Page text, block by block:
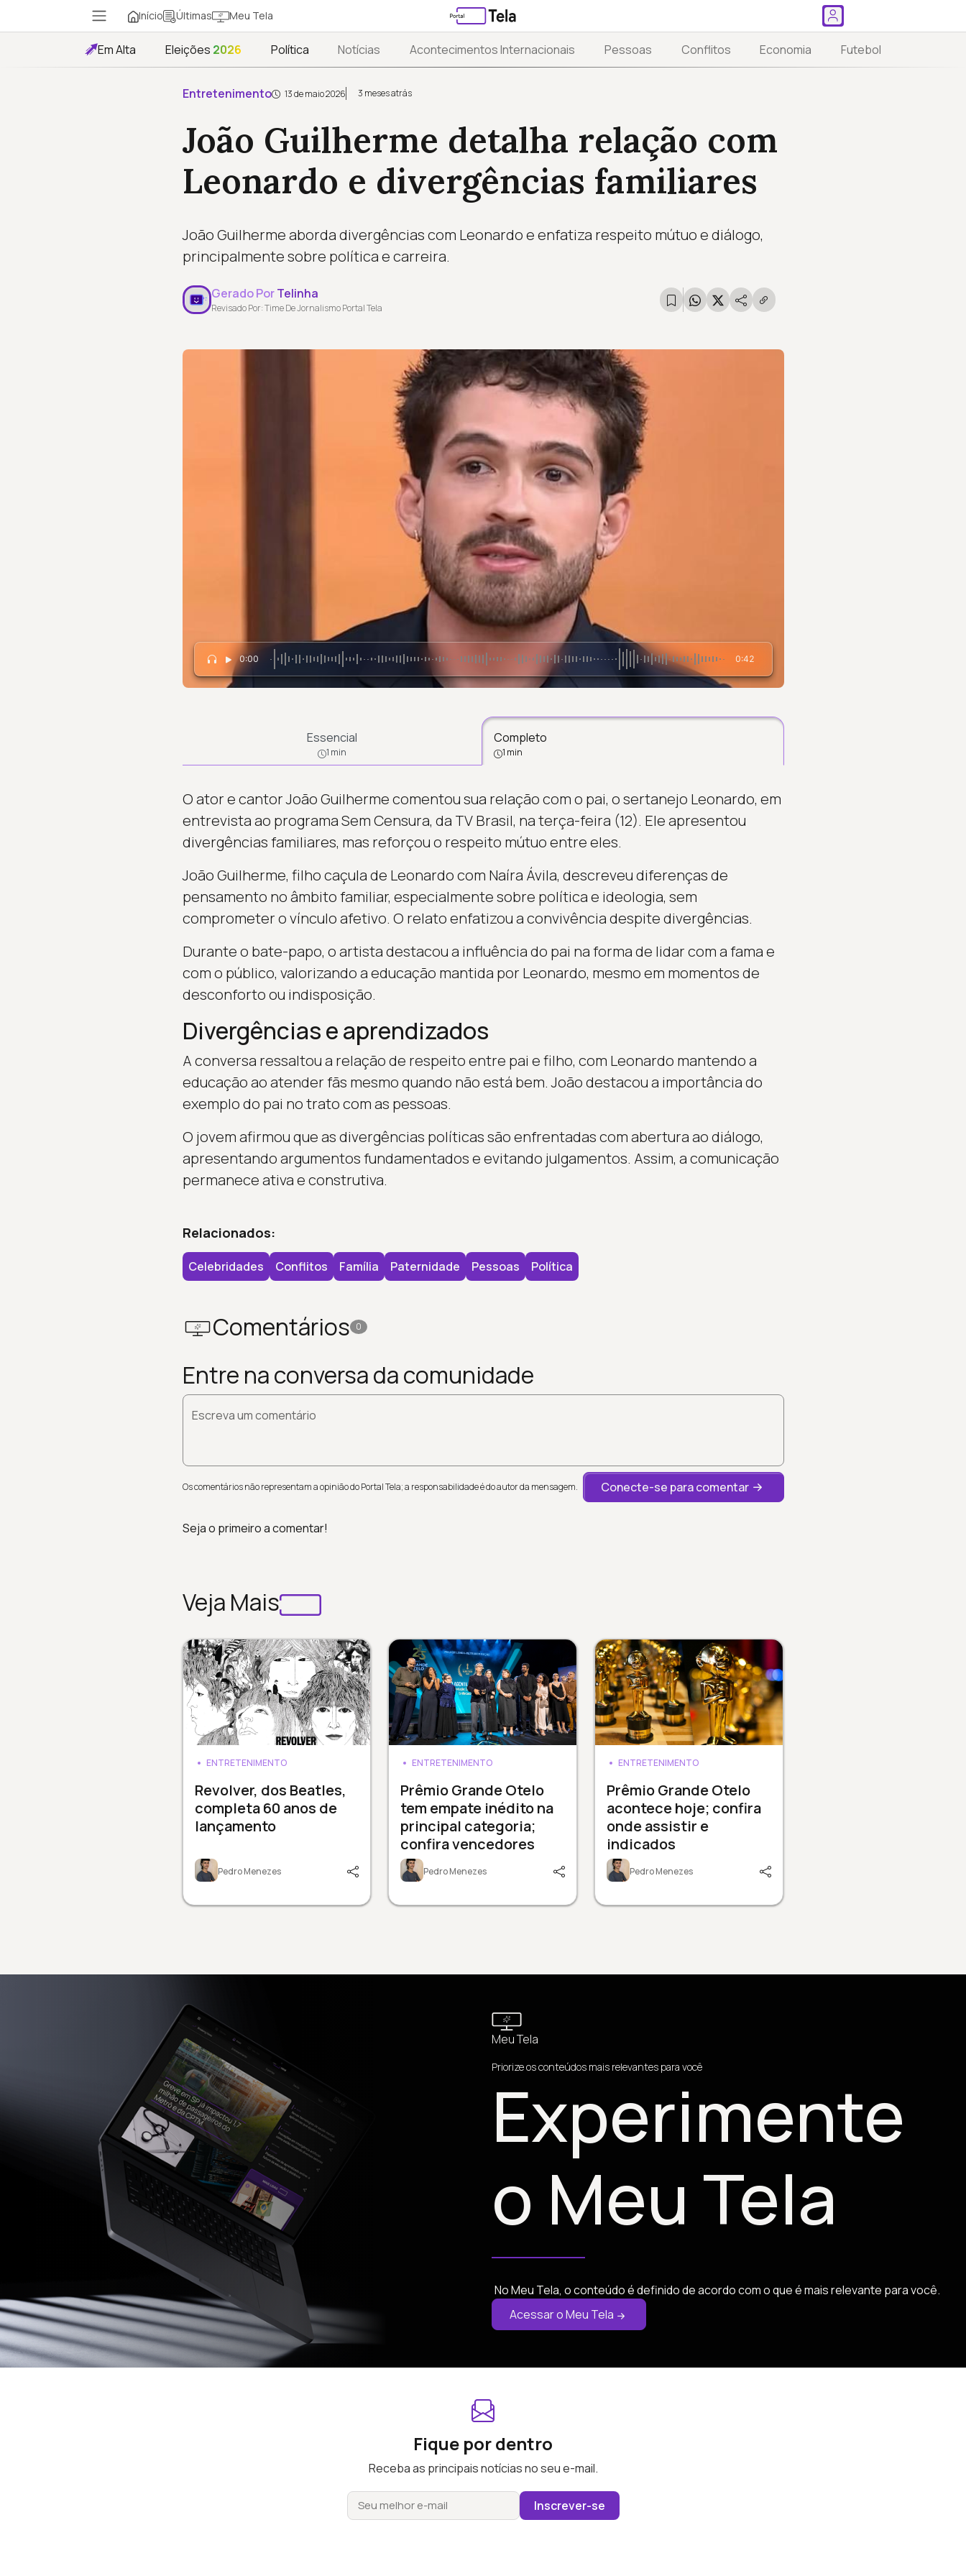
Início Últimas Meu Tela
Em Alta Eleições 2026 Política Notícias Acontecimentos Internacionais Pessoas Conflitos Economia Futebol
Entretenimento 13 de maio 2026 3 meses atrás
João Guilherme detalha relação com
Leonardo e divergências familiares
João Guilherme aborda divergências com Leonardo e enfatiza respeito mútuo e diálogo,
principalmente sobre política e carreira.
Gerado PorTelinha
Revisado Por: Time De Jornalismo Portal Tela
0:00 0:42
Essencial
1 min
Completo
1 min
O ator e cantor João Guilherme comentou sua relação com o pai, o sertanejo Leonardo, em
entrevista ao programa Sem Censura, da TV Brasil, na terça-feira (12). Ele apresentou
divergências familiares, mas reforçou o respeito mútuo entre eles.
João Guilherme, filho caçula de Leonardo com Naíra Ávila, descreveu diferenças de
pensamento no âmbito familiar, especialmente sobre política e ideologia, sem
comprometer o vínculo afetivo. O relato enfatizou a convivência despite divergências.
Durante o bate-papo, o artista destacou a influência do pai na forma de lidar com a fama e
com o público, valorizando a educação mantida por Leonardo, mesmo em momentos de
desconforto ou indisposição.
Divergências e aprendizados
A conversa ressaltou a relação de respeito entre pai e filho, com Leonardo mantendo a
educação ao atender fãs mesmo quando não está bem. João destacou a importância do
exemplo do pai no trato com as pessoas.
O jovem afirmou que as divergências políticas são enfrentadas com abertura ao diálogo,
apresentando argumentos fundamentados e evitando julgamentos. Assim, a comunicação
permanece ativa e construtiva.
Relacionados:
Celebridades Conflitos Família Paternidade Pessoas Política
Comentários 0
Entre na conversa da comunidade
Escreva um comentário
Os comentários não representam a opinião do Portal Tela; a responsabilidade é do autor da mensagem. Conecte-se para comentar
Seja o primeiro a comentar!
Veja Mais
ENTRETENIMENTO
Revolver, dos Beatles,
completa 60 anos de
lançamento
Pedro Menezes
ENTRETENIMENTO
Prêmio Grande Otelo
tem empate inédito na
principal categoria;
confira vencedores
Pedro Menezes
ENTRETENIMENTO
Prêmio Grande Otelo
acontece hoje; confira
onde assistir e
indicados
Pedro Menezes
Meu Tela
Priorize os conteúdos mais relevantes para você
Experimente
o Meu Tela
No Meu Tela, o conteúdo é definido de acordo com o que é mais relevante para você.
Acessar o Meu Tela
Fique por dentro
Receba as principais notícias no seu e-mail.
Inscrever-se